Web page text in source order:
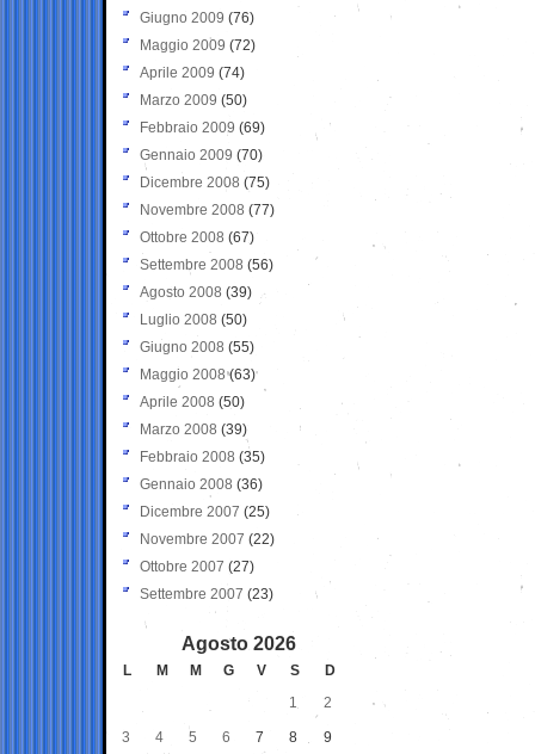
Giugno 2009 (76)
Maggio 2009 (72)
Aprile 2009 (74)
Marzo 2009 (50)
Febbraio 2009 (69)
Gennaio 2009 (70)
Dicembre 2008 (75)
Novembre 2008 (77)
Ottobre 2008 (67)
Settembre 2008 (56)
Agosto 2008 (39)
Luglio 2008 (50)
Giugno 2008 (55)
Maggio 2008(63)
Aprile 2008 (50)
Marzo 2008 (39)
Febbraio 2008 (35)
Gennaio 2008 (36)
Dicembre 2007 (25)
Novembre 2007 (22)
Ottobre 2007 (27)
Settembre 2007 (23)
Agosto 2026
L M M G V S
D
1
2
3 4 5 6 7 8 9